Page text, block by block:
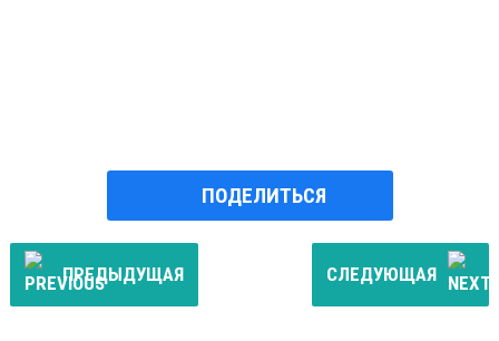
ПОДЕЛИТЬСЯ
ПРЕДЫДУЩАЯ СЛЕДУЮЩАЯ